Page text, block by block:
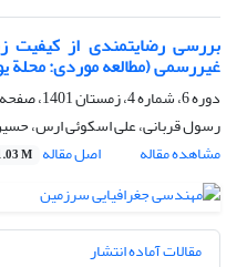
بررسی رضایتمندی از
غیررسمی (مطالعه موردی: محلة
دوره 6، شماره 4، زمستان 1401، صفحه
رسول قربانی، علی اسکوئی ارس،
مشاهده مقاله
اصل مقاله M
مقالات آماده انتشار